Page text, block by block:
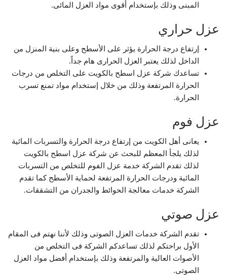
المبنى وذلك بإستخدام أقوى مواد العزل المائى.
عزل حراري
إرتفاع درجة الحرارة يؤثر على الأسطح وعلى بنية المنزل من
الداخل لذلك يعتبر العزل الحرارى هام جداً.
تساعدك شركة عزل اسطح بالكويت على التخلص من درجات
الحرارة المرتفعة وذلك من خلال إستخدام مواد تمنع تسرب
الحرارة.
عزل فوم
يعانى أهل الكويت من إرتفاع درجة الحرارة والتسربات المائية
لذلك يلجأ المعظم للبحث عن شركة عزل اسطح بالكويت
لذلك تقدم الشركة خدمة عزل الفوم للتخلص من التسربات
المائية ودرجات الحرارة المرتفعة لحماية الأسطح كما تقدم
الشركة خدمات معالجة الحوائط والجدران من التشققات.
عزل صوتي
تقدم الشركة خدمات العزل الصوتى وذلك لأننا نهتم فى المقام
الأول براحتكم لذلك تساعدكم الشركة فى التخلص من
الأصوات العالية والمرتفعة وذلك بإستخدام أفضل مواد العزل
الصوتى.